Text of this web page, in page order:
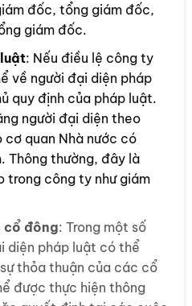
đốc, tổng giám đốc,
giám đốc.
: Nếu điều lệ công ty
về người đại diện pháp
quy định của pháp luật.
người đại diện theo
cơ quan Nhà nước có
Thông thường, đây là
trong công ty như giám
cổ đông: Trong một số
diện pháp luật có thể
thỏa thuận của các cổ
được thực hiện thông